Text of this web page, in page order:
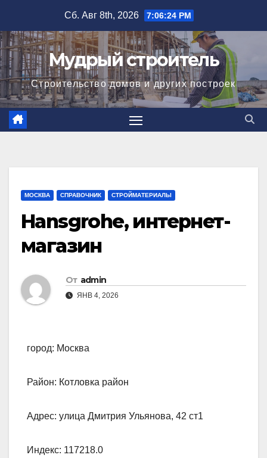
содержимому
Сб. Авг 8th, 2026 7:06:24 PM
Мудрый строитель
Строительство домов и других построек
МОСКВА СПРАВОЧНИК СТРОЙМАТЕРИАЛЫ
Hansgrohe, интернет-
магазин
От admin
ЯНВ 4, 2026
город: Москва
Район: Котловка район
Адрес: улица Дмитрия Ульянова, 42 ст1
Индекс: 117218.0